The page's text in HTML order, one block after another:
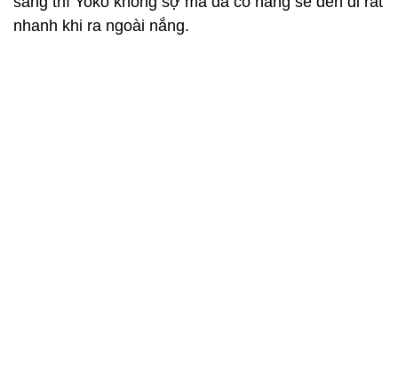
nhanh khi ra ngoài nắng.